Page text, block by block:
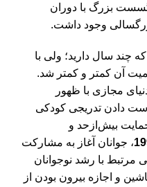
بزرگ با دوران
وجود داشت.
چند سال دارید؛ ولی با
آن کمتر و کمتر شد.
مجازی با ظهور
دادن تدریجی کودکی
بیش‌ازحد و
، جوانان آغاز به مشارکت
مرتبط با رشد نوجوانان
و اجازه بیرون بودن از